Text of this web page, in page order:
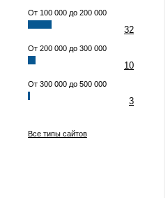
От 100 000 до 200 000
32
От 200 000 до 300 000
10
От 300 000 до 500 000
3
Все типы сайтов